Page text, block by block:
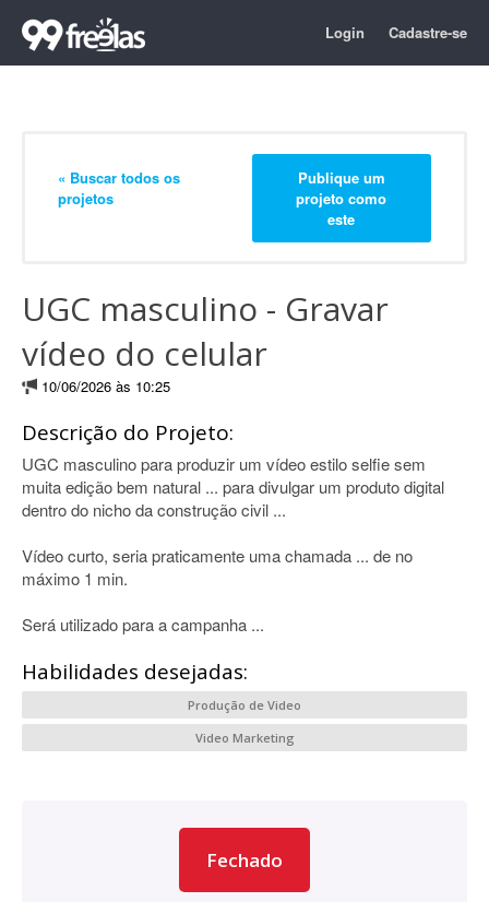
Login Cadastre-se
« Buscar todos os
projetos
Publique um
projeto como
este
UGC masculino - Gravar
vídeo do celular
10/06/2026 às 10:25
Descrição do Projeto:
UGC masculino para produzir um vídeo estilo selfie sem
muita edição bem natural ... para divulgar um produto digital
dentro do nicho da construção civil ...
Vídeo curto, seria praticamente uma chamada ... de no
máximo 1 min.
Será utilizado para a campanha ...
Habilidades desejadas:
Produção de Video
Video Marketing
Fechado